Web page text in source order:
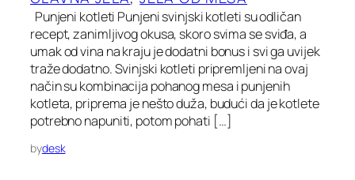
Punjeni kotleti Punjeni svinjski kotleti su odličan
recept, zanimljivog okusa, skoro svima se sviđa, a
umak od vina na kraju je dodatni bonus i svi ga uvijek
traže dodatno. Svinjski kotleti pripremljeni na ovaj
način su kombinacija pohanog mesa i punjenih
kotleta, priprema je nešto duža, budući da je kotlete
potrebno napuniti, potom pohati […]
bydesk